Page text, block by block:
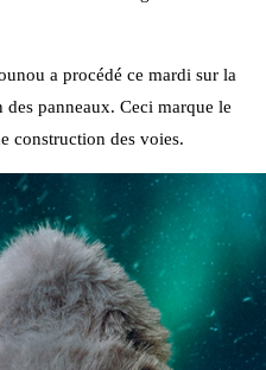
a procédé ce mardi sur la
panneaux. Ceci marque le
construction des voies.